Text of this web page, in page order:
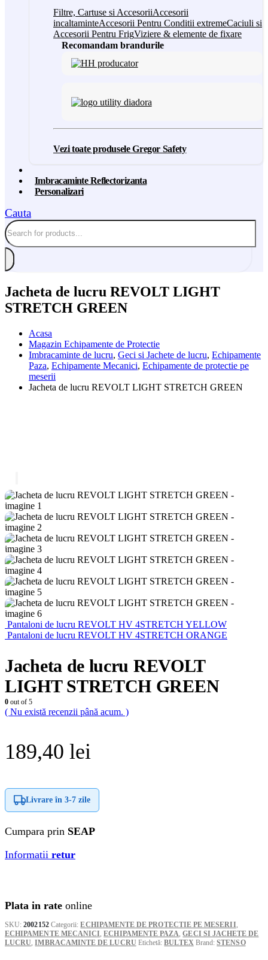
Filtre, Cartuse si AccesoriiAccesorii
incaltaminteAccesorii Pentru Conditii extremeCaciuli si
Accesorii Pentru FrigViziere & elemente de fixare
Recomandam brandurile
Vezi toate produsele Gregor Safety
Imbracaminte Reflectorizanta
Personalizari
Cauta
Jacheta de lucru REVOLT LIGHT
STRETCH GREEN
Acasa
Magazin Echipamente de Protectie
Imbracaminte de lucru, Geci si Jachete de lucru, Echipamente
Paza, Echipamente Mecanici, Echipamente de protectie pe
meserii
Jacheta de lucru REVOLT LIGHT STRETCH GREEN
Pantaloni de lucru REVOLT HV 4STRETCH YELLOW
Pantaloni de lucru REVOLT HV 4STRETCH ORANGE
Jacheta de lucru REVOLT
LIGHT STRETCH GREEN
0 out of 5
( Nu există recenzii până acum. )
189,40 lei
Livrare în 3-7 zile
Cumpara prin SEAP
Informatii retur
Plata in rate online
SKU:2002152 Categorii:ECHIPAMENTE DE PROTECTIE PE MESERII
ECHIPAMENTE MECANICI ,ECHIPAMENTE PAZA ,GECI SI JACHETE DE
LUCRU ,IMBRACAMINTE DE LUCRU Etichetă:BULTEX Brand:STENSO